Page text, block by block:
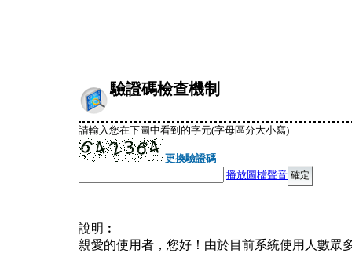
驗證碼檢查機制
請輸入您在下圖中看到的字元(字母區分大小寫)
更換驗證碼
播放圖檔聲音
說明︰
親愛的使用者，您好！由於目前系統使用人數眾